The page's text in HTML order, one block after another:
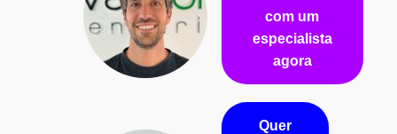
com um
especialista
agora
Quer